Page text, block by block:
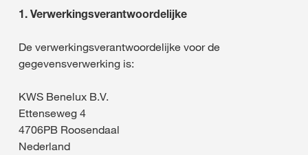
1. Verwerkingsverantwoordelijke
De verwerkingsverantwoordelijke voor de
gegevensverwerking is:
KWS Benelux B.V.
Ettenseweg 4
4706PB Roosendaal
Nederland